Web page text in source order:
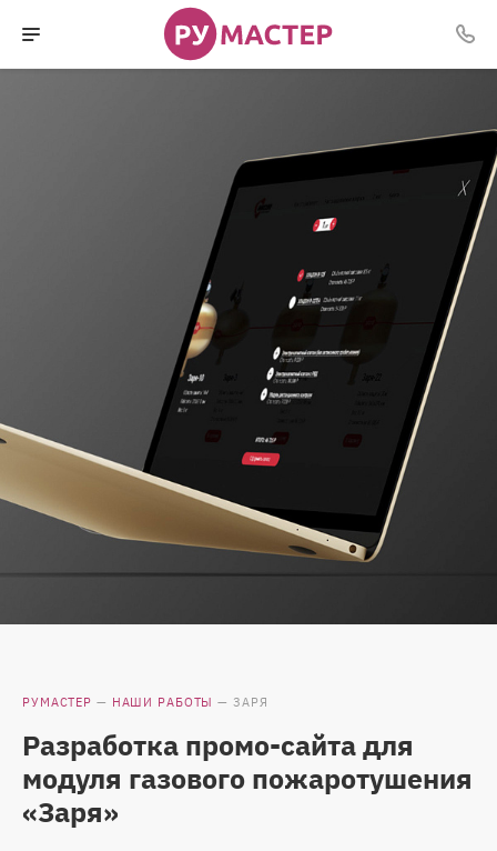
РУМАСТЕР — НАШИ РАБОТЫ —ЗАРЯ
Разработка промо-сайта для
модуля газового пожаротушения
«Заря»